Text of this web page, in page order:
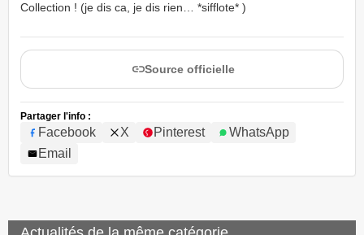
Collection ! (je dis ca, je dis rien… *sifflote* )
Source officielle
Partager l'info :
Facebook X Pinterest
WhatsApp
Email